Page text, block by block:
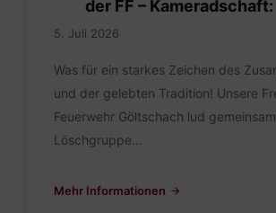
der FF – Kameradschaft:
5. Juli 2026
Was für ein starkes Zeichen des
und der gelebten Tradition! Unsere
Feuerwehr Göltschach lud
Löschgruppe…
Mehr Informationen